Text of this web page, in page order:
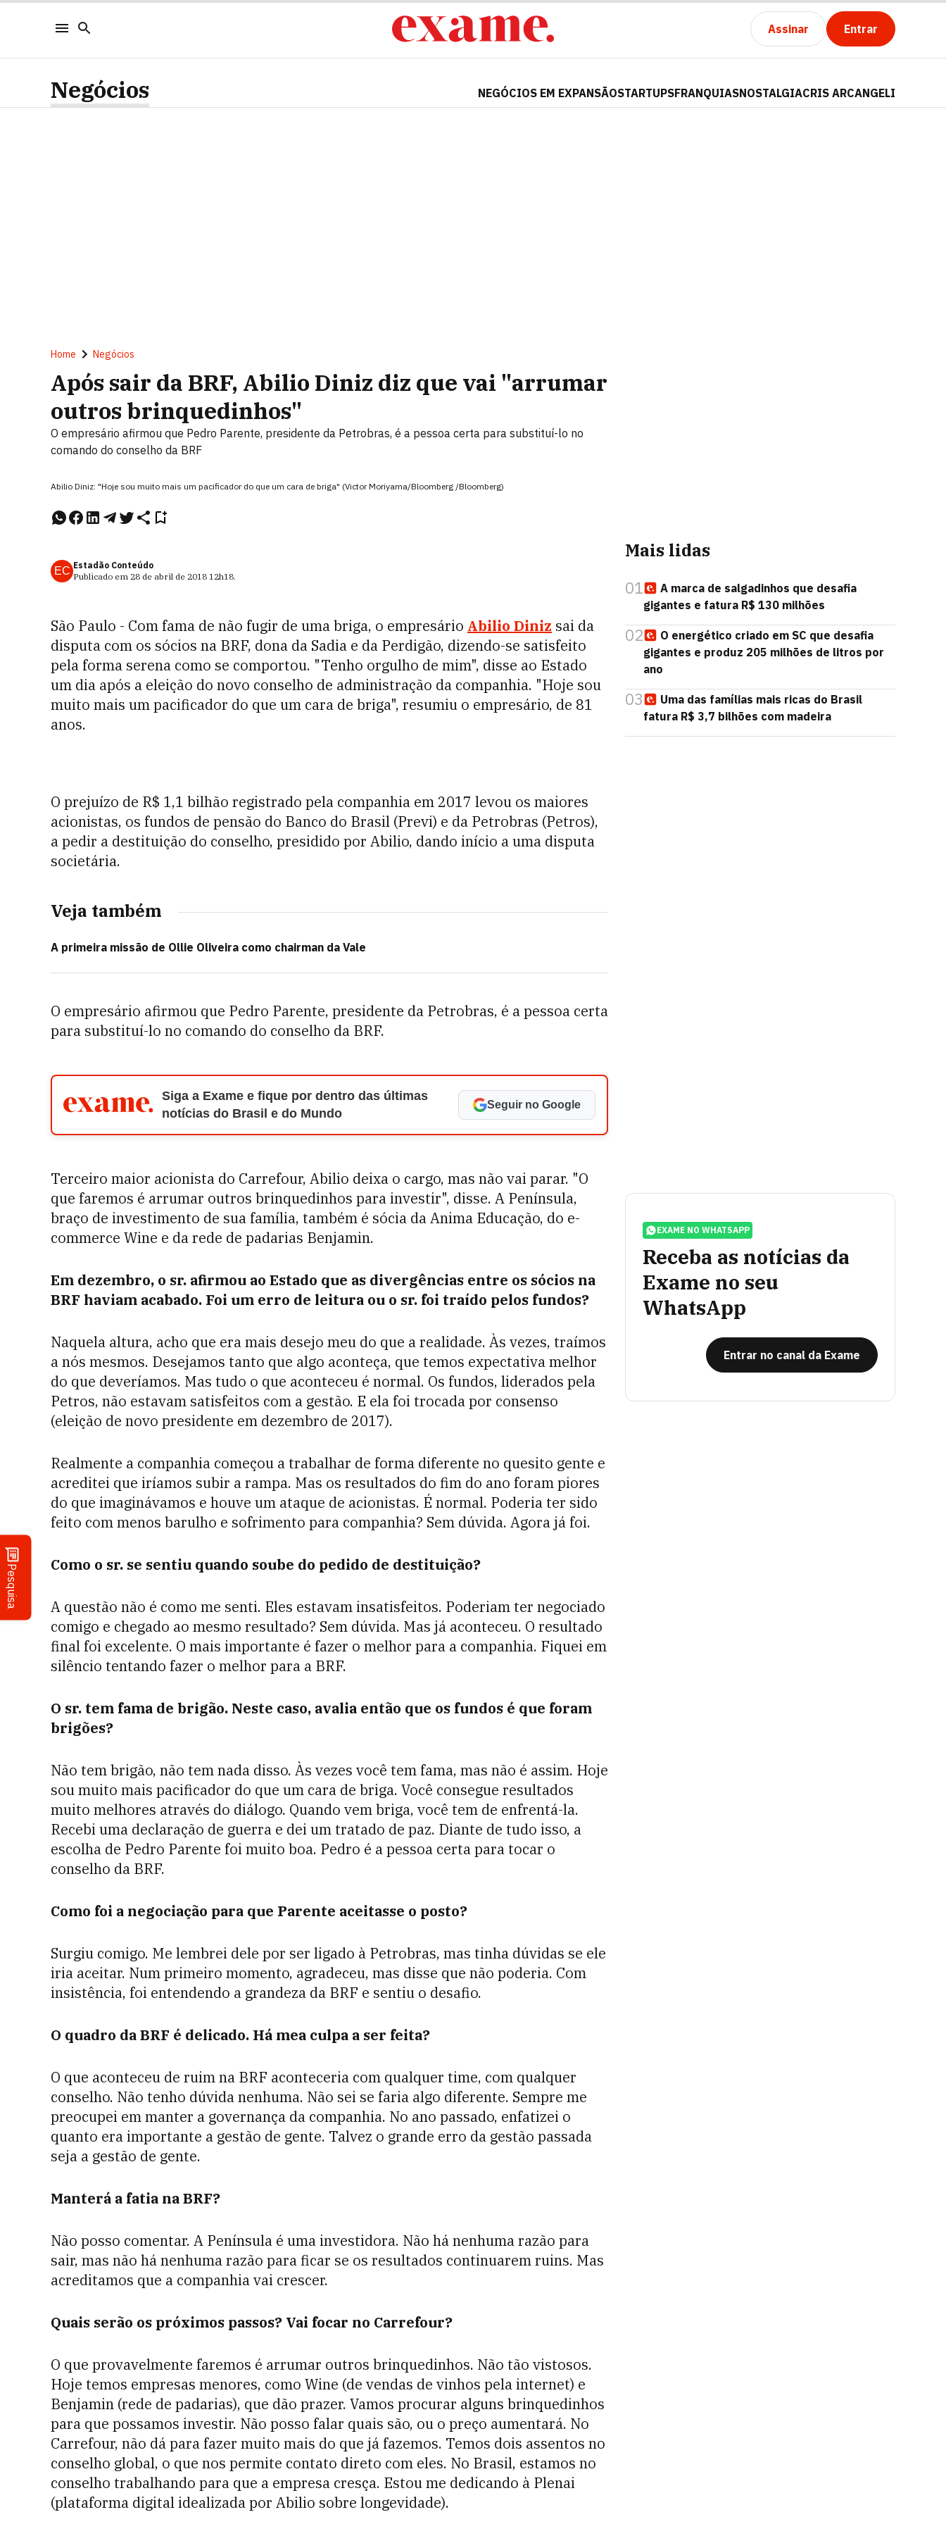
Assinar Entrar
Pesquisa
Negócios NEGÓCIOS EM EXPANSÃOSTARTUPSFRANQUIASNOSTALGIACRIS ARCANGELI
Home Negócios
Após sair da BRF, Abilio Diniz diz que vai "arrumar
outros brinquedinhos"
O empresário afirmou que Pedro Parente, presidente da Petrobras, é a pessoa certa para substituí-lo no
comando do conselho da BRF
Abilio Diniz: "Hoje sou muito mais um pacificador do que um cara de briga" (Victor Moriyama/Bloomberg /Bloomberg)
EC Estadão Conteúdo
Publicado em 28 de abril de 2018 12h18.
São Paulo - Com fama de não fugir de uma briga, o empresário Abilio Diniz sai da
disputa com os sócios na BRF, dona da Sadia e da Perdigão, dizendo-se satisfeito
pela forma serena como se comportou. "Tenho orgulho de mim", disse ao Estado
um dia após a eleição do novo conselho de administração da companhia. "Hoje sou
muito mais um pacificador do que um cara de briga", resumiu o empresário, de 81
anos.
O prejuízo de R$ 1,1 bilhão registrado pela companhia em 2017 levou os maiores
acionistas, os fundos de pensão do Banco do Brasil (Previ) e da Petrobras (Petros),
a pedir a destituição do conselho, presidido por Abilio, dando início a uma disputa
societária.
Veja também
A primeira missão de Ollie Oliveira como chairman da Vale
O empresário afirmou que Pedro Parente, presidente da Petrobras, é a pessoa certa
para substituí-lo no comando do conselho da BRF.
Siga a Exame e fique por dentro das últimas
notícias do Brasil e do Mundo
Seguir no Google
Terceiro maior acionista do Carrefour, Abilio deixa o cargo, mas não vai parar. "O
que faremos é arrumar outros brinquedinhos para investir", disse. A Península,
braço de investimento de sua família, também é sócia da Anima Educação, do e-
commerce Wine e da rede de padarias Benjamin.
Em dezembro, o sr. afirmou ao Estado que as divergências entre os sócios na
BRF haviam acabado. Foi um erro de leitura ou o sr. foi traído pelos fundos?
Naquela altura, acho que era mais desejo meu do que a realidade. Às vezes, traímos
a nós mesmos. Desejamos tanto que algo aconteça, que temos expectativa melhor
do que deveríamos. Mas tudo o que aconteceu é normal. Os fundos, liderados pela
Petros, não estavam satisfeitos com a gestão. E ela foi trocada por consenso
(eleição de novo presidente em dezembro de 2017).
Realmente a companhia começou a trabalhar de forma diferente no quesito gente e
acreditei que iríamos subir a rampa. Mas os resultados do fim do ano foram piores
do que imaginávamos e houve um ataque de acionistas. É normal. Poderia ter sido
feito com menos barulho e sofrimento para companhia? Sem dúvida. Agora já foi.
Como o sr. se sentiu quando soube do pedido de destituição?
A questão não é como me senti. Eles estavam insatisfeitos. Poderiam ter negociado
comigo e chegado ao mesmo resultado? Sem dúvida. Mas já aconteceu. O resultado
final foi excelente. O mais importante é fazer o melhor para a companhia. Fiquei em
silêncio tentando fazer o melhor para a BRF.
O sr. tem fama de brigão. Neste caso, avalia então que os fundos é que foram
brigões?
Não tem brigão, não tem nada disso. Às vezes você tem fama, mas não é assim. Hoje
sou muito mais pacificador do que um cara de briga. Você consegue resultados
muito melhores através do diálogo. Quando vem briga, você tem de enfrentá-la.
Recebi uma declaração de guerra e dei um tratado de paz. Diante de tudo isso, a
escolha de Pedro Parente foi muito boa. Pedro é a pessoa certa para tocar o
conselho da BRF.
Como foi a negociação para que Parente aceitasse o posto?
Surgiu comigo. Me lembrei dele por ser ligado à Petrobras, mas tinha dúvidas se ele
iria aceitar. Num primeiro momento, agradeceu, mas disse que não poderia. Com
insistência, foi entendendo a grandeza da BRF e sentiu o desafio.
O quadro da BRF é delicado. Há mea culpa a ser feita?
O que aconteceu de ruim na BRF aconteceria com qualquer time, com qualquer
conselho. Não tenho dúvida nenhuma. Não sei se faria algo diferente. Sempre me
preocupei em manter a governança da companhia. No ano passado, enfatizei o
quanto era importante a gestão de gente. Talvez o grande erro da gestão passada
seja a gestão de gente.
Manterá a fatia na BRF?
Não posso comentar. A Península é uma investidora. Não há nenhuma razão para
sair, mas não há nenhuma razão para ficar se os resultados continuarem ruins. Mas
acreditamos que a companhia vai crescer.
Quais serão os próximos passos? Vai focar no Carrefour?
O que provavelmente faremos é arrumar outros brinquedinhos. Não tão vistosos.
Hoje temos empresas menores, como Wine (de vendas de vinhos pela internet) e
Benjamin (rede de padarias), que dão prazer. Vamos procurar alguns brinquedinhos
para que possamos investir. Não posso falar quais são, ou o preço aumentará. No
Carrefour, não dá para fazer muito mais do que já fazemos. Temos dois assentos no
conselho global, o que nos permite contato direto com eles. No Brasil, estamos no
conselho trabalhando para que a empresa cresça. Estou me dedicando à Plenai
(plataforma digital idealizada por Abilio sobre longevidade).
Mais lidas
01
A marca de salgadinhos que desafia
gigantes e fatura R$ 130 milhões
02
O energético criado em SC que desafia
gigantes e produz 205 milhões de litros por
ano
03
Uma das famílias mais ricas do Brasil
fatura R$ 3,7 bilhões com madeira
EXAME NO WHATSAPP
Receba as notícias da
Exame no seu
WhatsApp
Entrar no canal da Exame